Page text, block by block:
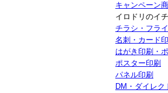
キャンペーン
イロドリのイ
チラシ・フラ
名刺・カード
はがき印刷・
ポスター印刷
パネル印刷
DM・ダイレク